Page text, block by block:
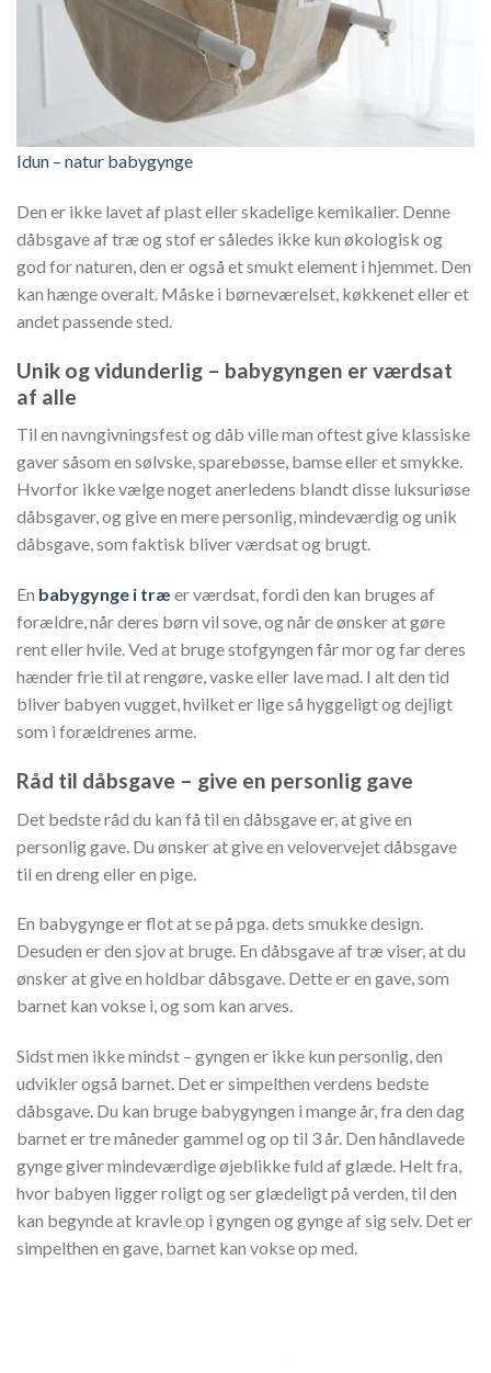
Idun – natur babygynge
Den er ikke lavet af plast eller skadelige kemikalier. Denne
dåbsgave af træ og stof er således ikke kun økologisk og
god for naturen, den er også et smukt element i hjemmet. Den
kan hænge overalt. Måske i børneværelset, køkkenet eller et
andet passende sted.
Unik og vidunderlig – babygyngen er værdsat
af alle
Til en navngivningsfest og dåb ville man oftest give klassiske
gaver såsom en sølvske, sparebøsse, bamse eller et smykke.
Hvorfor ikke vælge noget anerledens blandt disse luksuriøse
dåbsgaver, og give en mere personlig, mindeværdig og unik
dåbsgave, som faktisk bliver værdsat og brugt.
En babygynge i træ er værdsat, fordi den kan bruges af
forældre, når deres børn vil sove, og når de ønsker at gøre
rent eller hvile. Ved at bruge stofgyngen får mor og far deres
hænder frie til at rengøre, vaske eller lave mad. I alt den tid
bliver babyen vugget, hvilket er lige så hyggeligt og dejligt
som i forældrenes arme.
Råd til dåbsgave – give en personlig gave
Det bedste råd du kan få til en dåbsgave er, at give en
personlig gave. Du ønsker at give en velovervejet dåbsgave
til en dreng eller en pige.
En babygynge er flot at se på pga. dets smukke design.
Desuden er den sjov at bruge. En dåbsgave af træ viser, at du
ønsker at give en holdbar dåbsgave. Dette er en gave, som
barnet kan vokse i, og som kan arves.
Sidst men ikke mindst – gyngen er ikke kun personlig, den
udvikler også barnet. Det er simpelthen verdens bedste
dåbsgave. Du kan bruge babygyngen i mange år, fra den dag
barnet er tre måneder gammel og op til 3 år. Den håndlavede
gynge giver mindeværdige øjeblikke fuld af glæde. Helt fra,
hvor babyen ligger roligt og ser glædeligt på verden, til den
kan begynde at kravle op i gyngen og gynge af sig selv. Det er
simpelthen en gave, barnet kan vokse op med.